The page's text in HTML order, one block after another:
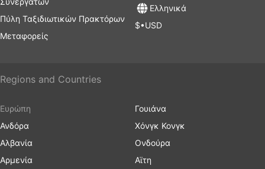
Πύλη Ταξιδιωτικών Πρακτόρων
Μεταφορείς
Ελληνικά
$•USD
Regions and Countries
Ευρώπη
Ανδόρα
Αλβανία
Αρμενία
Γουιάνα
Χόνγκ Κονγκ
Ονδούρα
Αϊτη